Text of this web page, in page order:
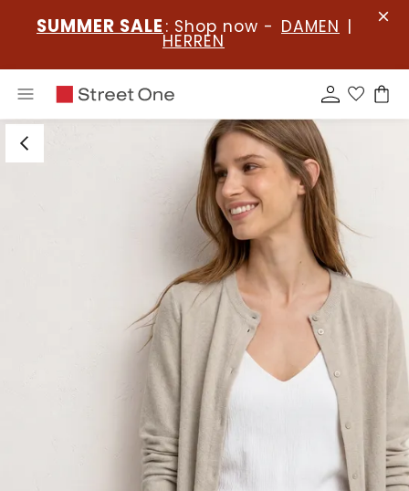
SUMMER SALE : Shop now - DAMEN |
HERREN